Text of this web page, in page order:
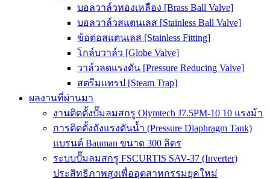
บอลวาล์วทองเหลือง [Brass Ball Valve]
บอลวาล์วสแตนเลส [Stainless Ball Valve]
ข้อต่อสแตนเลส [Stainless Fitting]
โกล์บวาล์ว [Globe Valve]
วาล์วลดแรงดัน [Pressure Reducing Valve]
สตรีมแทรป [Steam Trap]
ผลงานที่ผ่านมา
งานติดตั้งปั๊มลมสกรู Olymtech J7.5PM-10 10 แรงม้า
การติดตั้งถังแรงดันน้ำ (Pressure Diaphragm Tank)
แบรนด์ Bauman ขนาด 300 ลิตร
ระบบปั๊มลมสกรู FSCURTIS SAV-37 (Inverter)
ประสิทธิภาพสูงเพื่ออุตสาหกรรมยุคใหม่